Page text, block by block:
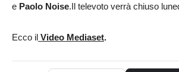
e Paolo Noise.Il televoto verrà chiuso
Ecco il Video Mediaset.